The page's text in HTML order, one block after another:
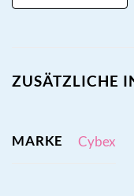
ZUSÄTZLICHE
MARKE Cybex